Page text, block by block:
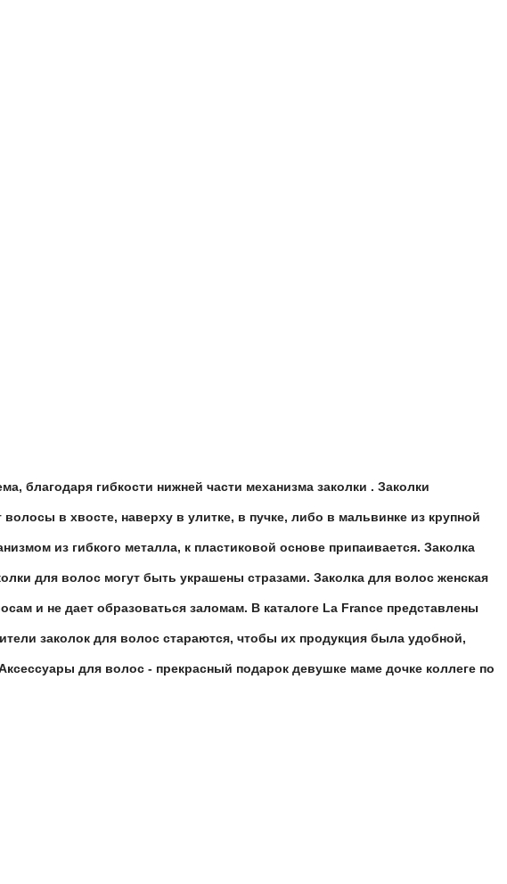
благодаря гибкости нижней части механизма заколки . Заколки
в хвосте, наверху в улитке, в пучке, либо в мальвинке из крупной
из гибкого металла, к пластиковой основе припаивается. Заколка
для волос могут быть украшены стразами. Заколка для волос женская
и не дает образоваться заломам. В каталоге La France представлены
заколок для волос стараются, чтобы их продукция была удобной,
для волос - прекрасный подарок девушке маме дочке коллеге по